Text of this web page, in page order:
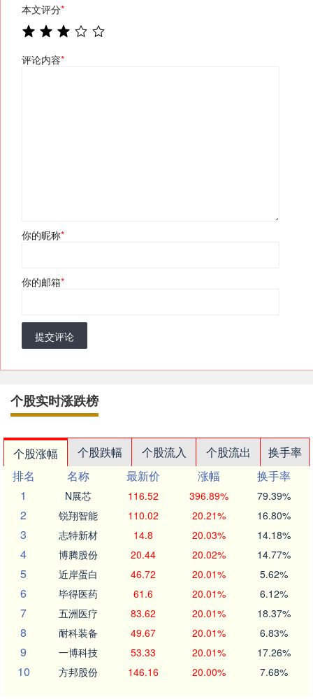
本文评分*
评论内容*
你的昵称*
你的邮箱*
提交评论
个股实时涨跌榜
个股涨幅 个股跌幅 个股流入 个股流出
换手率
排名
名称 最新价 涨幅
换手率
1
N展芯 116.52 396.89% 79.39%
2 锐翔智能 110.02 20.21% 16.80%
3 志特新材 14.8 20.03% 14.18%
4 博腾股份 20.44 20.02% 14.77%
5 近岸蛋白 46.72 20.01% 5.62%
6 毕得医药 61.6 20.01% 6.12%
7 五洲医疗 83.62 20.01% 18.37%
8 耐科装备 49.67 20.01% 6.83%
9 一博科技 53.33 20.01% 17.26%
10 方邦股份 146.16 20.00% 7.68%